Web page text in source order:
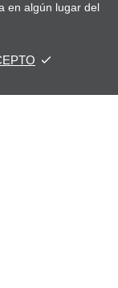
en algún lugar del